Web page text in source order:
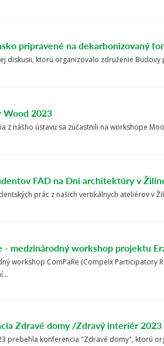
pripravené na dekarbonizovaný
diskusii, ktorú organizovalo združenie
2023
z nášho ústavu sa zúčastnili na workshope
FAD na Dni architektúry v
prác z našich vertikálnych ateliérov v
- medzinárodný workshop projektu
workshop ComPaRe (Compelx Participatory
Zdravé domy /Zdravý interiér 2023
prebehla konferencia "Zdravé domy", ktorú